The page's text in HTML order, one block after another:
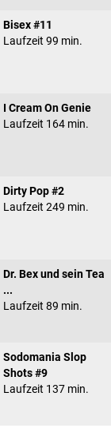
Bisex #11
Laufzeit 99 min.
I Cream On Genie
Laufzeit 164 min.
Dirty Pop #2
Laufzeit 249 min.
Dr. Bex und sein Tea
...
Laufzeit 89 min.
Sodomania Slop
Shots #9
Laufzeit 137 min.